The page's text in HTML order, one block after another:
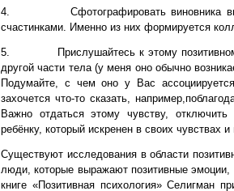
4. Сфотографировать виновника
счастинками. Именно из них формируется
5. Прислушайтесь к этому позитивному
другой части тела (у меня оно обычно
Подумайте, с чем оно у Вас
захочется что-то сказать,
Важно отдаться этому чувству,
ребёнку, который искренен в своих чувствах
Существуют исследования в области
люди, которые выражают позитивные
книге «Позитивная психология» Селигман